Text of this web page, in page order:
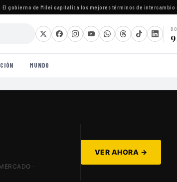
de Milei capitaliza los mejores términos de intercambio en
MUNDO
·
VER AHORA →